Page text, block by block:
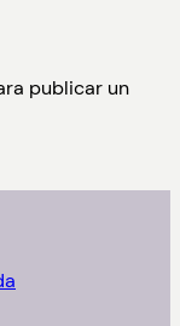
publicar un